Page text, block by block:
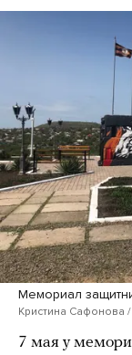
Мемориал
Кристина Сафонова /
7 мая у